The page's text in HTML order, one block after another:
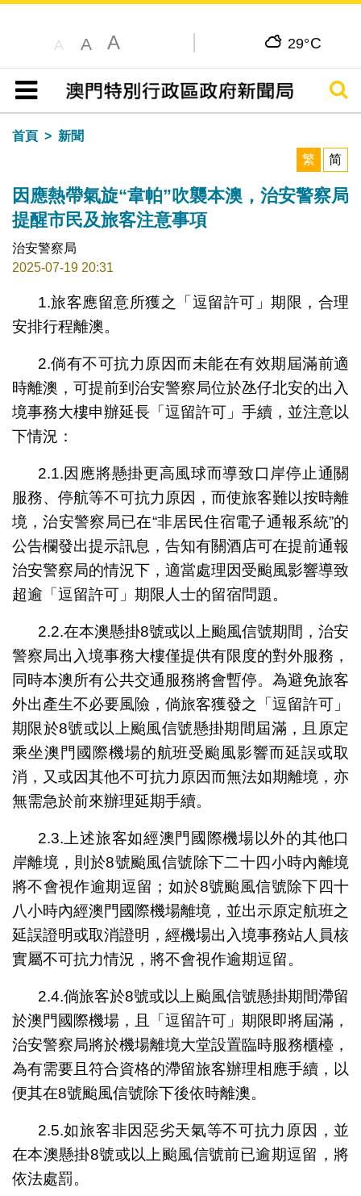
A A A 29°C
目錄
搜尋
首頁
新聞
繁
简
因應熱帶氣旋“韋帕”吹襲本澳，治安警察局
提醒市民及旅客注意事項
治安警察局
2025-07-19 20:31
1.旅客應留意所獲之「逗留許可」期限，合理
安排行程離澳。
2.倘有不可抗力原因而未能在有效期屆滿前適
時離澳，可提前到治安警察局位於氹仔北安的出入
境事務大樓申辦延長「逗留許可」手續，並注意以
下情況：
2.1.因應將懸掛更高風球而導致口岸停止通關
服務、停航等不可抗力原因，而使旅客難以按時離
境，治安警察局已在“非居民住宿電子通報系統”的
公告欄發出提示訊息，告知有關酒店可在提前通報
治安警察局的情況下，適當處理因受颱風影響導致
超逾「逗留許可」期限人士的留宿問題。
2.2.在本澳懸掛8號或以上颱風信號期間，治安
警察局出入境事務大樓僅提供有限度的對外服務，
同時本澳所有公共交通服務將會暫停。為避免旅客
外出產生不必要風險，倘旅客獲發之「逗留許可」
期限於8號或以上颱風信號懸掛期間屆滿，且原定
乘坐澳門國際機場的航班受颱風影響而延誤或取
消，又或因其他不可抗力原因而無法如期離境，亦
無需急於前來辦理延期手續。
2.3.上述旅客如經澳門國際機場以外的其他口
岸離境，則於8號颱風信號除下二十四小時內離境
將不會視作逾期逗留；如於8號颱風信號除下四十
八小時內經澳門國際機場離境，並出示原定航班之
延誤證明或取消證明，經機場出入境事務站人員核
實屬不可抗力情況，將不會視作逾期逗留。
2.4.倘旅客於8號或以上颱風信號懸掛期間滯留
於澳門國際機場，且「逗留許可」期限即將屆滿，
治安警察局將於機場離境大堂設置臨時服務櫃檯，
為有需要且符合資格的滯留旅客辦理相應手續，以
便其在8號颱風信號除下後依時離澳。
2.5.如旅客非因惡劣天氣等不可抗力原因，並
在本澳懸掛8號或以上颱風信號前已逾期逗留，將
依法處罰。